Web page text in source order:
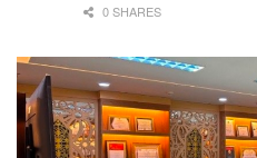
0 SHARES